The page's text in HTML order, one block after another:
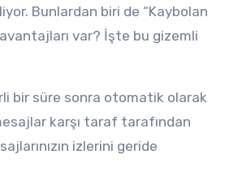
Bunlardan biri de “Kaybolan
var? İşte bu gizemli
bir süre sonra otomatik olarak
karşı taraf tarafından
izlerini geride